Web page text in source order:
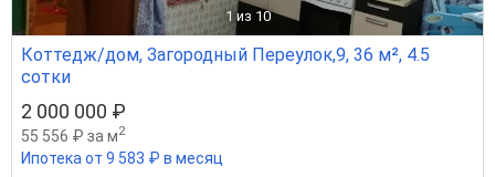
1 из 10
Коттедж/дом, Загородный Переулок,9, 36 м², 4.5
сотки
2 000 000 ₽
55 556 ₽ за м2
Ипотека от 9 583 ₽ в месяц